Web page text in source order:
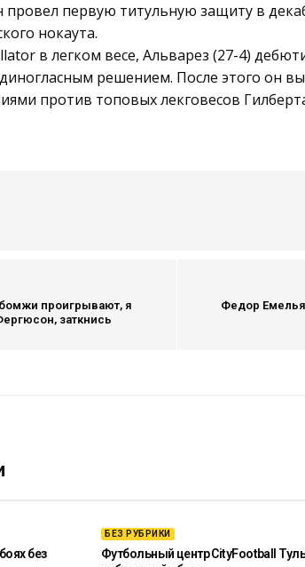
провел первую титульную защиту в
нокаута.
в легком весе, Альварез (27-4)
решением. После этого он
против топовых лекговесов
проигрывают, я
заткнись
Федор
без
БЕЗ РУБРИКИ
Футбольный центр CityFootball